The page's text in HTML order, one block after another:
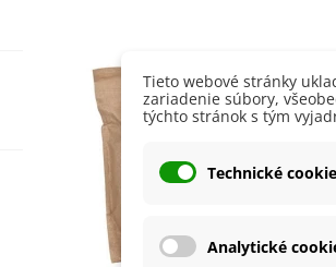
Eukalyptus Baby Blue -
Blahovičník - Eukalyptus...
Tieto webové stránky
zariadenie súbory,
týchto stránok s tým
Technické
Analytické